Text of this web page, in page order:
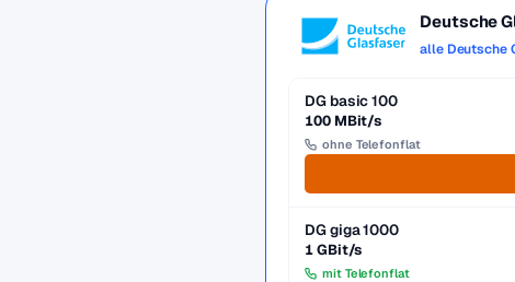
Deutsche
alle Deutsche
DG basic 100
100 MBit/s
ohne Telefonflat
DG giga 1000
1 GBit/s
mit Telefonflat